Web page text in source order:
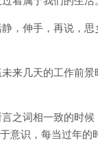
，伸手，再说，
来几天的工作前
之词相一致的时
意识，每当过年的